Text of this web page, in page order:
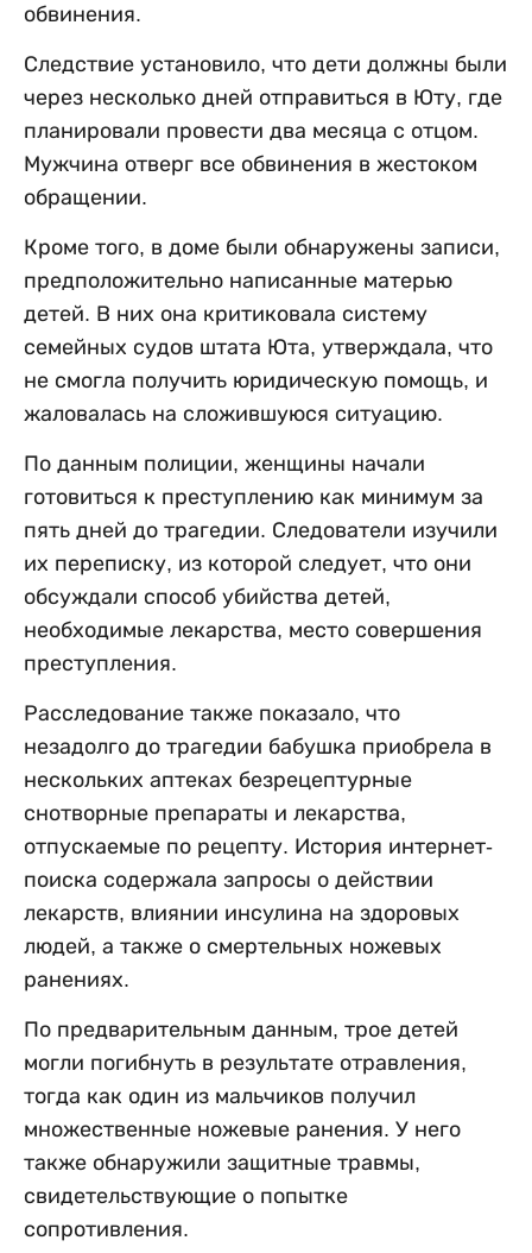
обвинения.
Следствие установило, что дети должны были
через несколько дней отправиться в Юту, где
планировали провести два месяца с отцом.
Мужчина отверг все обвинения в жестоком
обращении.
Кроме того, в доме были обнаружены записи,
предположительно написанные матерью
детей. В них она критиковала систему
семейных судов штата Юта, утверждала, что
не смогла получить юридическую помощь, и
жаловалась на сложившуюся ситуацию.
По данным полиции, женщины начали
готовиться к преступлению как минимум за
пять дней до трагедии. Следователи изучили
их переписку, из которой следует, что они
обсуждали способ убийства детей,
необходимые лекарства, место совершения
преступления.
Расследование также показало, что
незадолго до трагедии бабушка приобрела в
нескольких аптеках безрецептурные
снотворные препараты и лекарства,
отпускаемые по рецепту. История интернет-
поиска содержала запросы о действии
лекарств, влиянии инсулина на здоровых
людей, а также о смертельных ножевых
ранениях.
По предварительным данным, трое детей
могли погибнуть в результате отравления,
тогда как один из мальчиков получил
множественные ножевые ранения. У него
также обнаружили защитные травмы,
свидетельствующие о попытке
сопротивления.